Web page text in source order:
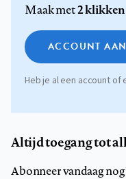
Maak met2 klikken
ACCOUNT
Heb je al een account of
Altijd toegang tot
Abonneer vandaag